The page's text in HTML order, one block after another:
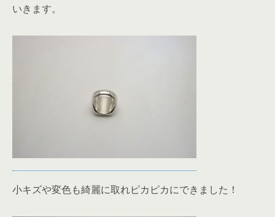
いきます。
小キズや変色も綺麗に取れピカピカにできました！